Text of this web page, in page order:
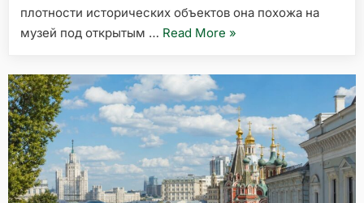
плотности исторических объектов она похожа на
музей под открытым … Read More «Улица
маршрут
по
храмам,
палатам
и
старой
Москве»
»